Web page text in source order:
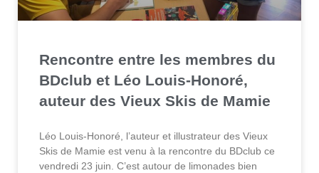
Rencontre entre les membres du
BDclub et Léo Louis-Honoré,
auteur des Vieux Skis de Mamie
Léo Louis-Honoré, l’auteur et illustrateur des Vieux
Skis de Mamie est venu à la rencontre du BDclub ce
vendredi 23 juin. C’est autour de limonades bien